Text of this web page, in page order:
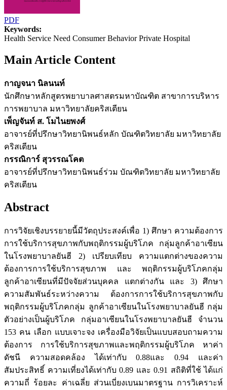
PDF
Keywords:
Health Service Need Consumer Behavior Private Hospital
Main Article Content
กาญจนา นิลนนท์
นักศึกษาหลักสูตรพยาบาลศาสตรมหาบัณฑิต สาขาการบริหาร
การพยาบาล มหาวิทยาลัยคริสเตียน
เพ็ญจันท์ ส. โมไนยพงศ์
อาจารย์ที่ปรึกษาวิทยานิพนธ์หลัก บัณฑิตวิทยาลัย มหาวิทยาลัย
คริสเตียน
กรรณิการ์ สุวรรณโคต
อาจารย์ที่ปรึกษาวิทยานิพนธ์ร่วม บัณฑิตวิทยาลัย มหาวิทยาลัย
คริสเตียน
Abstract
การวิจัยเชิงบรรยายนี้มีวัตถุประสงค์เพื่อ 1) ศึกษา ความต้องการ
การใช้บริการสุขภาพกับพฤติกรรมผู้บริโภค กลุ่มลูกค้าอาเซียน
ในโรงพยาบาลยันฮี 2) เปรียบเทียบ ความแตกต่างของความ
ต้องการการใช้บริการสุขภาพ และ พฤติกรรมผู้บริโภคกลุ่ม
ลูกค้าอาเซียนที่มีปัจจัยส่วนบุคคล แตกต่างกัน และ 3) ศึกษา
ความสัมพันธ์ระหว่างความ ต้องการการใช้บริการสุขภาพกับ
พฤติกรรมผู้บริโภคกลุ่ม ลูกค้าอาเซียนในโรงพยาบาลยันฮี กลุ่ม
ตัวอย่างเป็นผู้บริโภค กลุ่มอาเซียนในโรงพยาบาลยันฮี จำนวน
153 คน เลือก แบบเจาะจง เครื่องมือวิจัยเป็นแบบสอบถามความ
ต้องการ การใช้บริการสุขภาพและพฤติกรรมผู้บริโภค หาค่า
ดัชนี ความสอดคล้อง ได้เท่ากับ 0.88และ 0.94 และค่า
สัมประสิทธิ์ ความเที่ยงได้เท่ากับ 0.89 และ 0.91 สถิติที่ใช้ ได้แก่
ความถี่ ร้อยละ ค่าเฉลี่ย ส่วนเบี่ยงเบนมาตรฐาน การวิเคราะห์